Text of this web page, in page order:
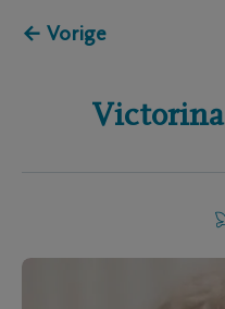
← Vorige
Victorina